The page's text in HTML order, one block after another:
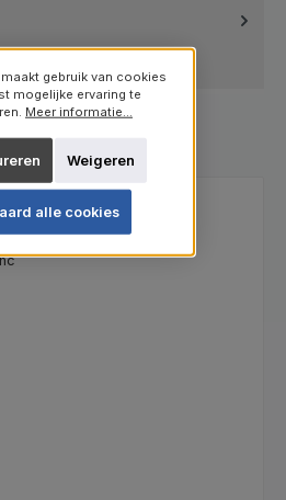
gebruik van cookies
mogelijke ervaring te
Meer informatie...
Weigeren
alle cookies